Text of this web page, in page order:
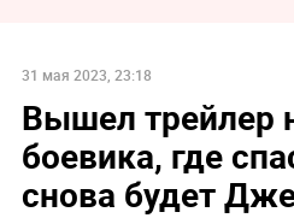
31 мая 2023, 23:18
Вышел трейлер
боевика, где
снова будет